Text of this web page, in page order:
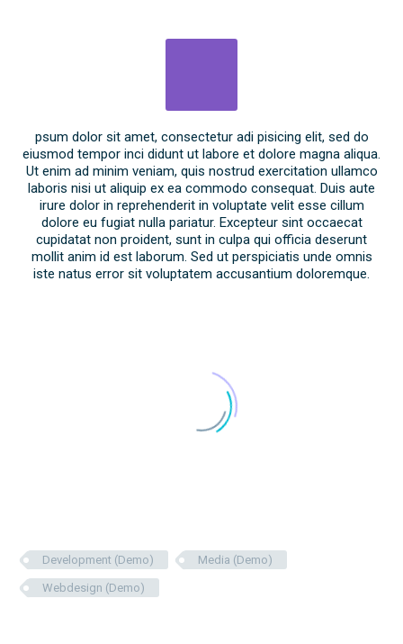
psum dolor sit amet, consectetur adi pisicing elit, sed do
eiusmod tempor inci didunt ut labore et dolore magna aliqua.
Ut enim ad minim veniam, quis nostrud exercitation ullamco
laboris nisi ut aliquip ex ea commodo consequat. Duis aute
irure dolor in reprehenderit in voluptate velit esse cillum
dolore eu fugiat nulla pariatur. Excepteur sint occaecat
cupidatat non proident, sunt in culpa qui officia deserunt
mollit anim id est laborum. Sed ut perspiciatis unde omnis
iste natus error sit voluptatem accusantium doloremque.
Development (Demo) Media (Demo)
Webdesign (Demo)